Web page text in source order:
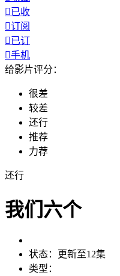
已收
订阅
已订
手机
给影片评分：
很差
较差
还行
推荐
力荐
还行
我们六个
状态：
更新至12集
类型：